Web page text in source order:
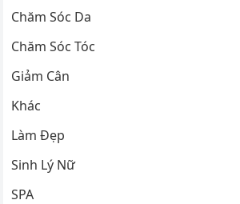
Chăm Sóc Da
Chăm Sóc Tóc
Giảm Cân
Khác
Làm Đẹp
Sinh Lý Nữ
SPA